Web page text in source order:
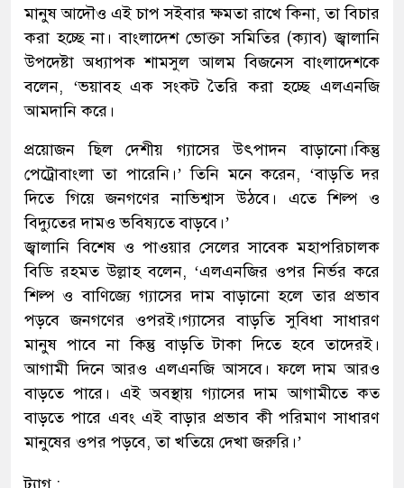
মানুষ আদৌও এই চাপ সইবার ক্ষমতা রাখে কিনা, তা বিচার
করা হচ্ছে না। বাংলাদেশ ভোক্তা সমিতির (ক্যাব) জ্বালানি
উপদেষ্টা অধ্যাপক শামসুল আলম বিজনেস বাংলাদেশকে
বলেন, ‘ভয়াবহ এক সংকট তৈরি করা হচ্ছে এলএনজি
আমদানি করে।
প্রয়োজন ছিল দেশীয় গ্যাসের উৎপাদন বাড়ানো।কিন্তু
পেট্রোবাংলা তা পারেনি।’ তিনি মনে করেন, ‘বাড়তি দর
দিতে গিয়ে জনগণের নাভিশ্বাস উঠবে। এতে শিল্প ও
বিদ্যুতের দামও ভবিষ্যতে বাড়বে।’
জ্বালানি বিশেষ ও পাওয়ার সেলের সাবেক মহাপরিচালক
বিডি রহমত উল্লাহ বলেন, ‘এলএনজির ওপর নির্ভর করে
শিল্প ও বাণিজ্যে গ্যাসের দাম বাড়ানো হলে তার প্রভাব
পড়বে জনগণের ওপরই।গ্যাসের বাড়তি সুবিধা সাধারণ
মানুষ পাবে না কিন্তু বাড়তি টাকা দিতে হবে তাদেরই।
আগামী দিনে আরও এলএনজি আসবে। ফলে দাম আরও
বাড়তে পারে। এই অব্স্থায় গ্যাসের দাম আগামীতে কত
বাড়তে পারে এবং এই বাড়ার প্রভাব কী পরিমাণ সাধারণ
মানুষের ওপর পড়বে, তা খতিয়ে দেখা জরুরি।’